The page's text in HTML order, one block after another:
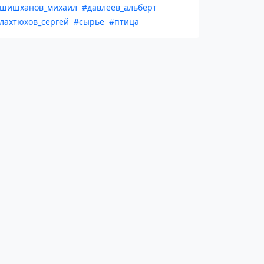
#давлеев_альберт
#сырье #птица